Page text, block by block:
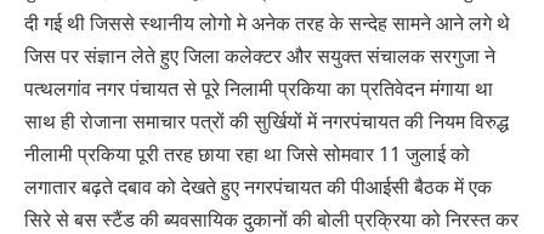
दी गई थी जिससे स्थानीय लोगो मे अनेक तरह के सन्देह सामने आने लगे थे
जिस पर संज्ञान लेते हुए जिला कलेक्टर और सयुक्त संचालक सरगुजा ने
पत्थलगांव नगर पंचायत से पूरे निलामी प्रकिया का प्रतिवेदन मंगाया था
साथ ही रोजाना समाचार पत्रों की सुर्खियों में नगरपंचायत की नियम विरुद्ध
नीलामी प्रकिया पूरी तरह छाया रहा था जिसे सोमवार 11 जुलाई को
लगातार बढ़ते दबाव को देखते हुए नगरपंचायत की पीआईसी बैठक में एक
सिरे से बस स्टैंड की ब्यवसायिक दुकानों की बोली प्रक्रिया को निरस्त कर